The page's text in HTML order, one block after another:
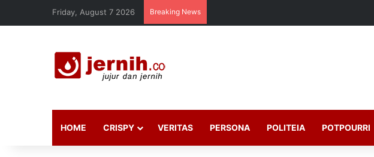
Friday, August 7 2026 Breaking News
HOME CRISPY VERITAS PERSONA POLITEIA POTPOURRI